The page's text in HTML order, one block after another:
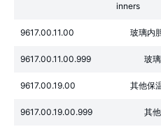
inners
9617.00.11.00 玻璃内
9617.00.11.00.999 玻
9617.00.19.00 其他保
9617.00.19.00.999 其